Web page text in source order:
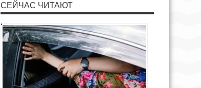
СЕЙЧАС ЧИТАЮТ